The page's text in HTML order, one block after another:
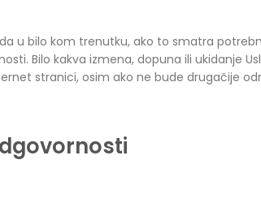
da u bilo kom trenutku, ako to smatra
Bilo kakva izmena, dopuna ili ukidanje
stranici, osim ako ne bude drugačije